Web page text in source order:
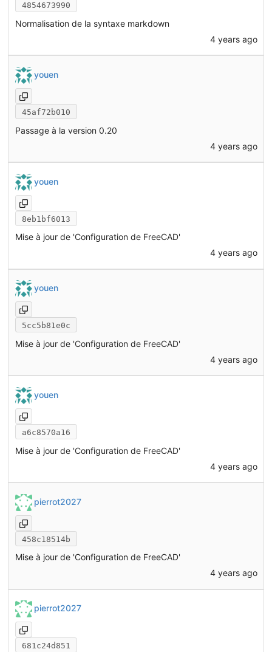
4854673990
Normalisation de la syntaxe markdown
4 years ago
youen
45af72b010
Passage à la version 0.20
4 years ago
youen
8eb1bf6013
Mise à jour de 'Configuration de FreeCAD'
4 years ago
youen
5cc5b81e0c
Mise à jour de 'Configuration de FreeCAD'
4 years ago
youen
a6c8570a16
Mise à jour de 'Configuration de FreeCAD'
4 years ago
pierrot2027
458c18514b
Mise à jour de 'Configuration de FreeCAD'
4 years ago
pierrot2027
681c24d851